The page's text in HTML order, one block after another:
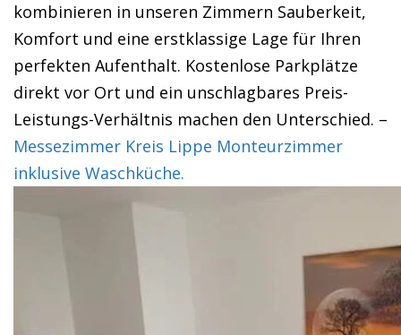
kombinieren in unseren Zimmern Sauberkeit,
Komfort und eine erstklassige Lage für Ihren
perfekten Aufenthalt. Kostenlose Parkplätze
direkt vor Ort und ein unschlagbares Preis-
Leistungs-Verhältnis machen den Unterschied. –
Messezimmer Kreis Lippe Monteurzimmer
inklusive Waschküche.